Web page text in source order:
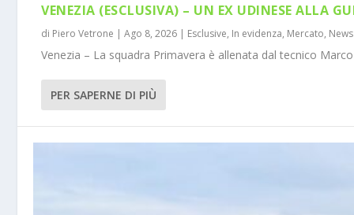
VENEZIA (ESCLUSIVA) – UN EX UDINESE ALLA
di Piero Vetrone |Ago 8, 2026 | Esclusive, In evidenza, Mercato, News
Venezia – La squadra Primavera è allenata dal tecnico
PER SAPERNE DI PIÙ